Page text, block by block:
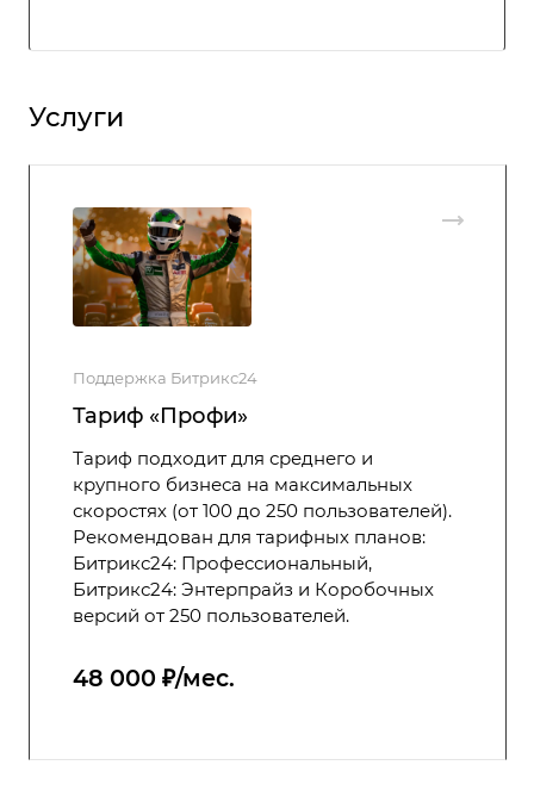
Услуги
Поддержка Битрикс24
Тариф «Профи»
Тариф подходит для среднего и
крупного бизнеса на максимальных
скоростях (от 100 до 250 пользователей).
Рекомендован для тарифных планов:
Битрикс24: Профессиональный,
Битрикс24: Энтерпрайз и Коробочных
версий от 250 пользователей.
48 000 ₽/мес.